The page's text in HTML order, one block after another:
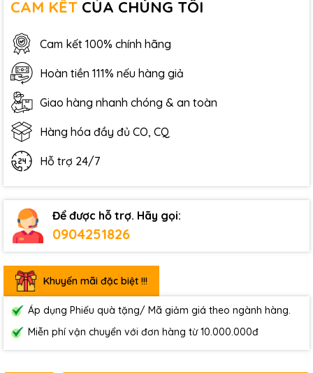
CAM KẾT CỦA CHÚNG TÔI
Cam kết 100% chính hãng
Hoàn tiền 111% nếu hàng giả
Giao hàng nhanh chóng & an toàn
Hàng hóa đầy đủ CO, CQ
Hỗ trợ 24/7
Để được hỗ trợ. Hãy gọi:
0904251826
Khuyến mãi đặc biệt !!!
Áp dụng Phiếu quà tặng/ Mã giảm giá theo ngành hàng.
Miễn phí vận chuyển với đơn hàng từ 10.000.000đ